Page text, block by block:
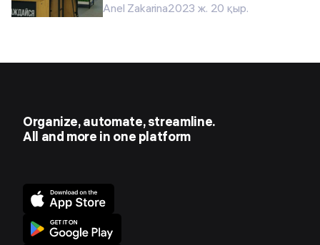
Anel Zakarina2023 ж. 20 қыр.
Organize, automate, streamline.
All and more in one platform